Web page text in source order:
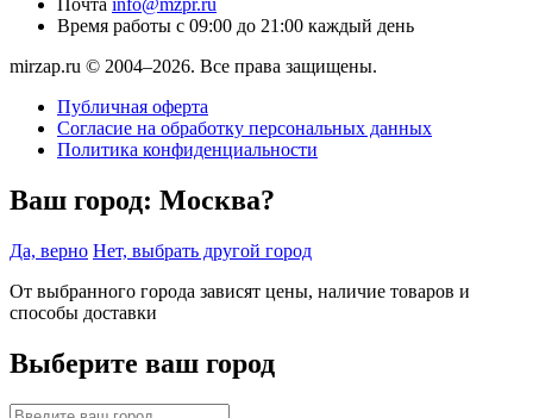
Почта info@mzpr.ru
Время работы с 09:00 до 21:00 каждый день
mirzap.ru © 2004–2026. Все права защищены.
Публичная оферта
Согласие на обработку персональных данных
Политика конфиденциальности
Ваш город: Москва?
Да, верно Нет, выбрать другой город
От выбранного города зависят цены, наличие товаров и
способы доставки
Выберите ваш город